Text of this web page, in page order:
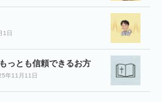
1日
っとも信頼できるお方
年11月11日